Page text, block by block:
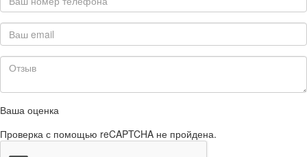
Ваша оценка
Проверка с помощью reCAPTCHA не пройдена.